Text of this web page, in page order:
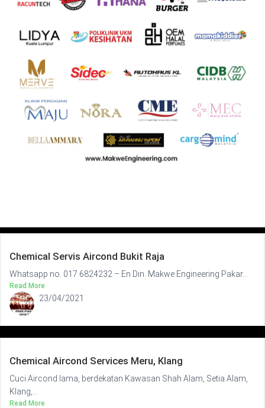
Chemical Servis Aircond Bukit Raja
Whatsapp no. 017 6824232 – En Din. Makwe Engineering Pakar...
Read More
23/04/2021
Chemical Aircond Services Meru, Klang
Cuci Aircond lama, berdekatan Kawasan Shah Alam, Setia Alam,
Klang,...
Read More